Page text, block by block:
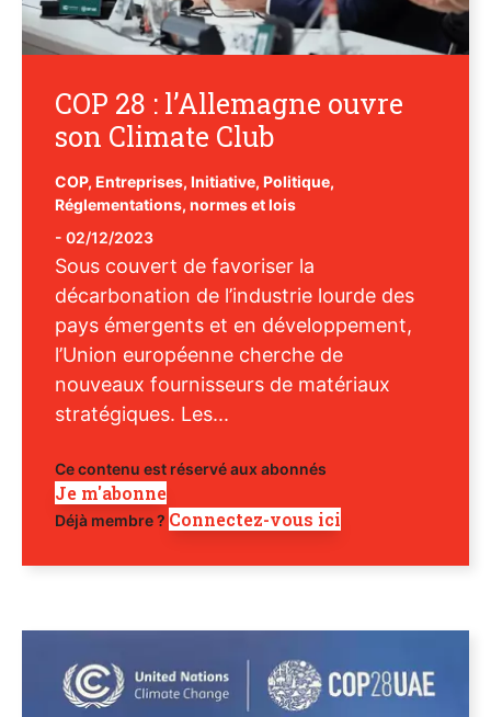
COP 28 : l’Allemagne ouvre
son Climate Club
COP, Entreprises, Initiative, Politique,
Réglementations, normes et lois
- 02/12/2023
Sous couvert de favoriser la
décarbonation de l’industrie lourde des
pays émergents et en développement,
l’Union européenne cherche de
nouveaux fournisseurs de matériaux
stratégiques. Les...
Ce contenu est réservé aux abonnés
Je m'abonne
Déjà membre ? Connectez-vous ici